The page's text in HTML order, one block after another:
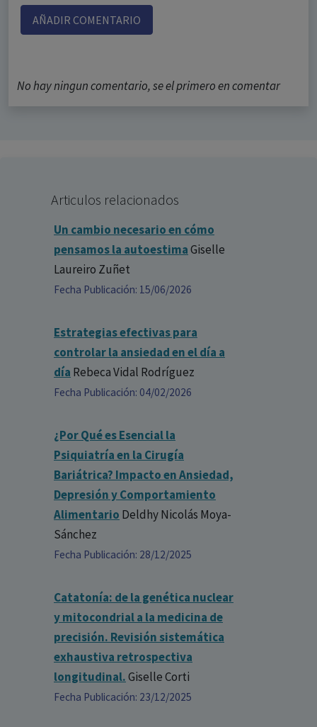
AÑADIR COMENTARIO
No hay ningun comentario, se el primero en comentar
Articulos relacionados
Un cambio necesario en cómo
pensamos la autoestimaGiselle
Laureiro Zuñet
Fecha Publicación: 15/06/2026
Estrategias efectivas para
controlar la ansiedad en el día a
día Rebeca Vidal Rodríguez
Fecha Publicación: 04/02/2026
¿Por Qué es Esencial la
Psiquiatría en la Cirugía
Bariátrica? Impacto en Ansiedad,
Depresión y Comportamiento
Alimentario Deldhy Nicolás Moya-
Sánchez
Fecha Publicación: 28/12/2025
Catatonía: de la genética nuclear
y mitocondrial a la medicina de
precisión. Revisión sistemática
exhaustiva retrospectiva
longitudinal.Giselle Corti
Fecha Publicación: 23/12/2025